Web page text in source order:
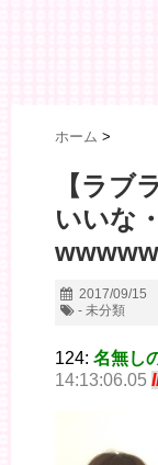
ホーム >
【ラブ
いいな
wwwww
2017/09/15
- 未分類
124: 名無し
14:13:06.05